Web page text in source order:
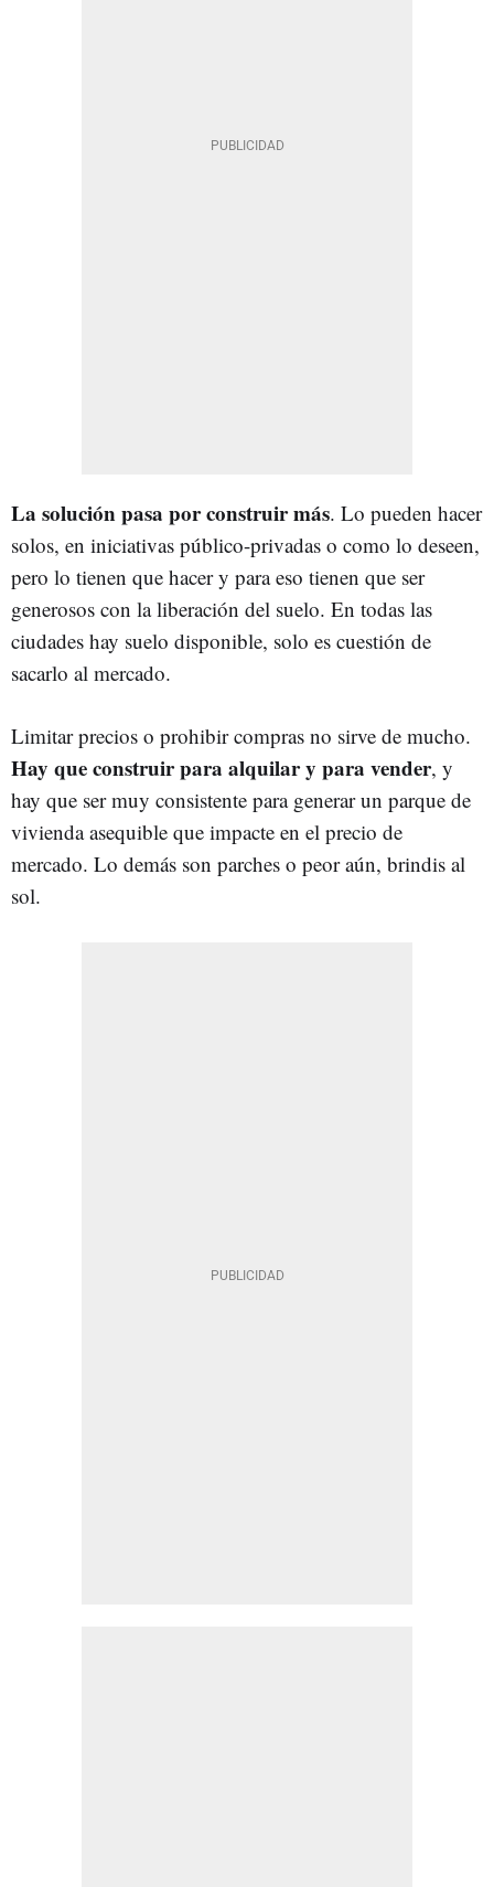
La solución pasa por construir más. Lo pueden hacer
solos, en iniciativas público-privadas o como lo deseen,
pero lo tienen que hacer y para eso tienen que ser
generosos con la liberación del suelo. En todas las
ciudades hay suelo disponible, solo es cuestión de
sacarlo al mercado.
Limitar precios o prohibir compras no sirve de mucho.
Hay que construir para alquilar y para vender, y
hay que ser muy consistente para generar un parque de
vivienda asequible que impacte en el precio de
mercado. Lo demás son parches o peor aún, brindis al
sol.